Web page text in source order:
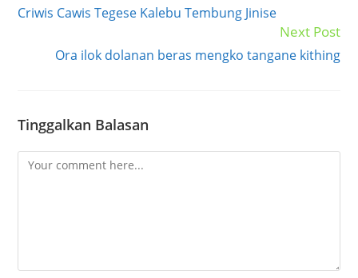
articles
Criwis Cawis Tegese Kalebu Tembung Jinise
Next Post
Ora ilok dolanan beras mengko tangane kithing
Tinggalkan Balasan
Comment